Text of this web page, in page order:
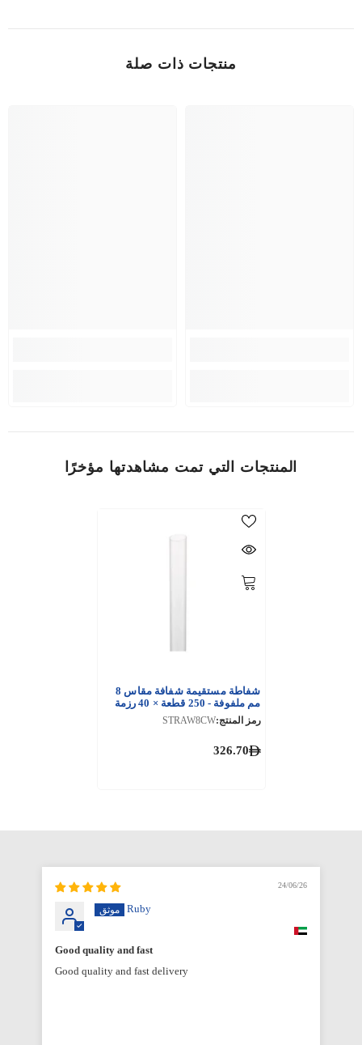
منتجات ذات صلة
المنتجات التي تمت مشاهدتها مؤخرًا
شفاطة مستقيمة شفافة مقاس 8
مم ملفوفة - 250 قطعة × 40 رزمة
رمز المنتج:STRAW8CW
326.70
24/06/26
Ruby
Good quality and fast
Good quality and fast delivery